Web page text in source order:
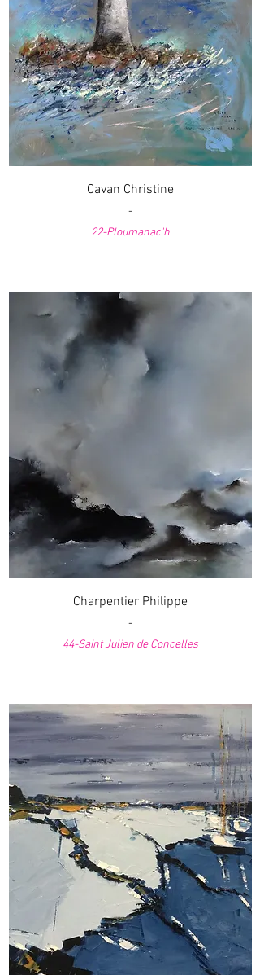
Cavan Christine
-
22-Ploumanac'h
Charpentier Philippe
-
44-Saint Julien de Concelles